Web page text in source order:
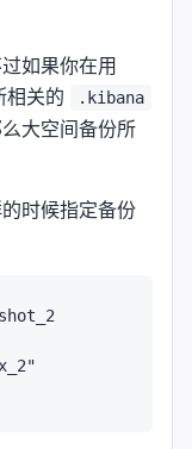
如果你在用
相关的
.kibana
大空间备份所
时候指定备份